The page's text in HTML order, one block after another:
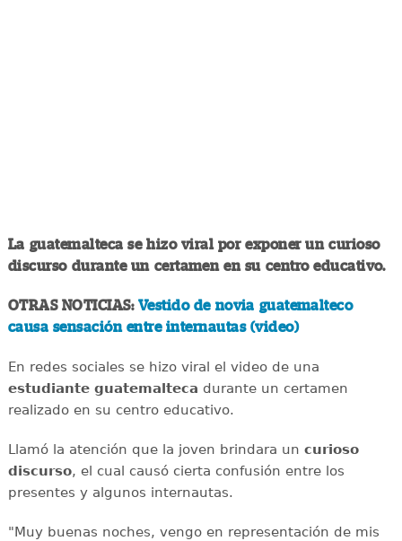
La guatemalteca se hizo viral por exponer un curioso
discurso durante un certamen en su centro educativo.
OTRAS NOTICIAS: Vestido de novia guatemalteco
causa sensación entre internautas (video)
En redes sociales se hizo viral el video de una
estudiante guatemalteca durante un certamen
realizado en su centro educativo.
Llamó la atención que la joven brindara un curioso
discurso, el cual causó cierta confusión entre los
presentes y algunos internautas.
"Muy buenas noches, vengo en representación de mis